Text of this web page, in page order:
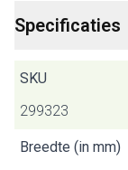
Specificaties
SKU
299323
Breedte (in mm)